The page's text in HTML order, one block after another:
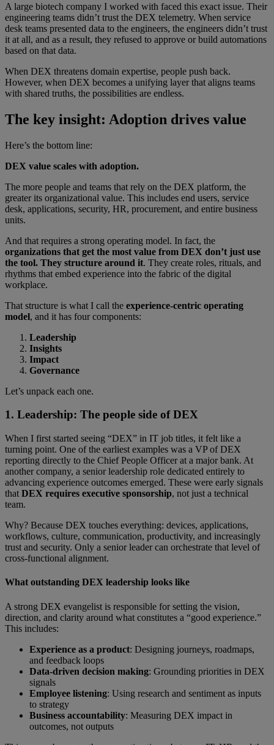
A large biotech company I worked with faced this exact issue. Their
engineering teams didn’t trust the DEX telemetry. When service
desk teams presented data to the engineers, the engineers didn’t trust
it at all, and as a result, they refused to approve or build automations
based on that data.
When DEX threatens domain expertise, people push back.
However, when DEX becomes a unifying layer that aligns teams
with shared truths, the possibilities are endless.
The key insight: Adoption drives value
Here’s the bottom line:
DEX value scales with adoption.
The more people and teams that rely on the DEX platform, the
greater its organizational value. This includes end users, service
desk, applications, security, HR, procurement, and entire business
units.
And that requires a strong operating model. In fact, the
organizations that get the most value from DEX don’t just use
the tool. They structure around it. They create roles, rituals, and
rhythms that embed experience into the fabric of the digital
workplace.
That structure is what I call the experience-centric operating
model, and it has four components:
Leadership
Insights
Impact
Governance
Let’s unpack each one.
1. Leadership: The people side of DEX
When I first started seeing “DEX” in IT job titles, it felt like a
turning point. One of the earliest examples was a VP of DEX
reporting directly to the Chief People Officer at a major bank. At
another company, a senior leadership role dedicated entirely to
advancing experience outcomes emerged. These were early signals
that DEX requires executive sponsorship, not just a technical
team.
Why? Because DEX touches everything: devices, applications,
workflows, culture, communication, productivity, and increasingly
trust and security. Only a senior leader can orchestrate that level of
cross-functional alignment.
What outstanding DEX leadership looks like
A strong DEX evangelist is responsible for setting the vision,
direction, and clarity around what constitutes a “good experience.”
This includes:
Experience as a product: Designing journeys, roadmaps,
and feedback loops
Data-driven decision making: Grounding priorities in DEX
signals
Employee listening: Using research and sentiment as inputs
to strategy
Business accountability: Measuring DEX impact in
outcomes, not outputs